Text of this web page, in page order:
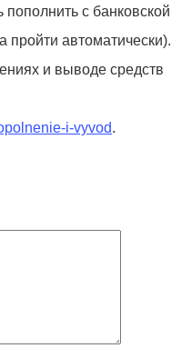
с банковской
пройти автоматически).
и выводе средств
i-vyvod.